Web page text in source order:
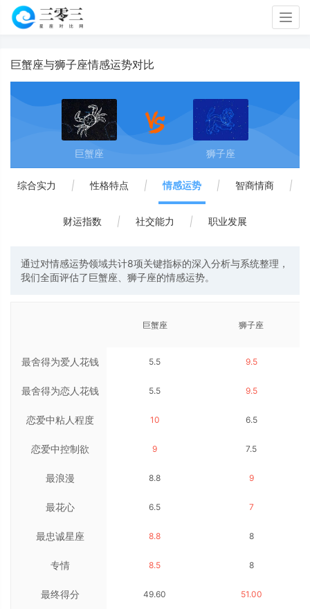
巨蟹座与狮子座情感运势对比
巨蟹座 狮子座
综合实力 | 性格特点 | 情感运势 | 智商情商 |
财运指数 | 社交能力 | 职业发展
通过对情感运势领域共计8项关键指标的深入分析与系统整理，
我们全面评估了巨蟹座、狮子座的情感运势。
最舍得为爱人花钱
最舍得为恋人花钱
恋爱中粘人程度
恋爱中控制欲
最浪漫
最花心
最忠诚星座
专情
最终得分
巨蟹座
5.5
5.5
10
9
8.8
6.5
8.8
8.5
49.60
狮子座
9.5
9.5
6.5
7.5
9
7
8
8
51.00